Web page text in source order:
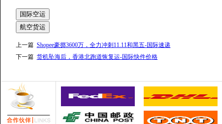
国际空运
航空货运
上一篇 Shopee豪掷3600万，全力冲刺11.11和黑五-国际速递
下一篇 货机坠海后，香港北跑道恢复运-国际快件价格